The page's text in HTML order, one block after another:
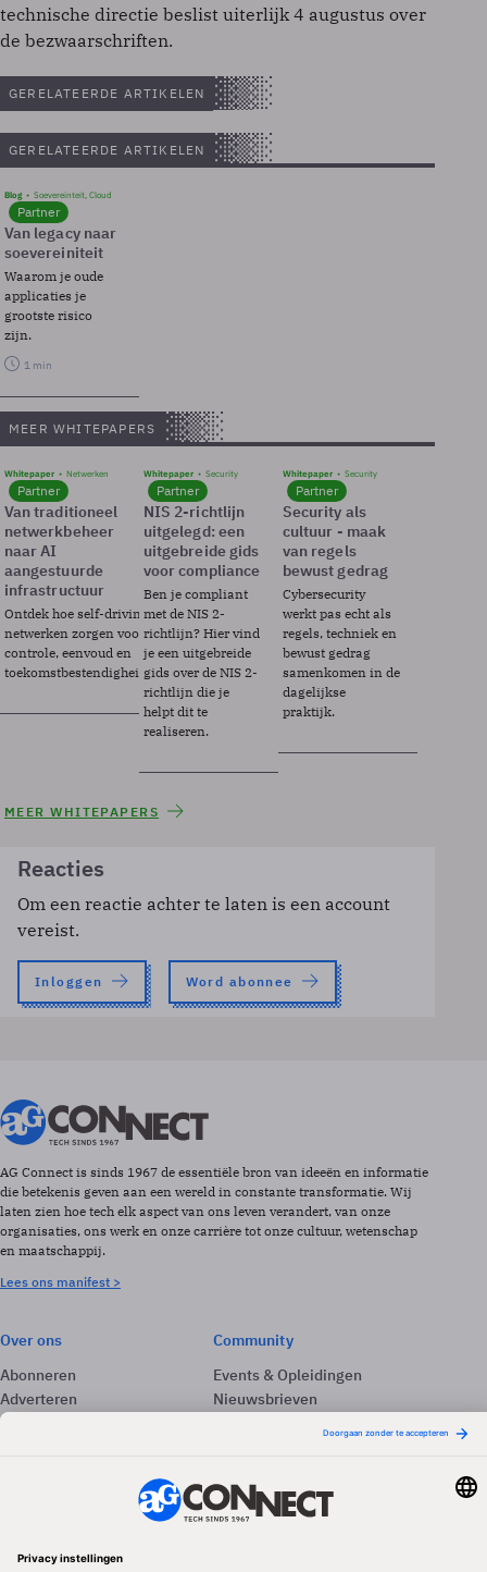
technische directie beslist uiterlijk 4 augustus over
de bezwaarschriften.
GERELATEERDE ARTIKELEN
GERELATEERDE ARTIKELEN
Blog Soevereinteit, Cloud
Partner
Van legacy naar
soevereiniteit
Waarom je oude
applicaties je
grootste risico
zijn.
1 min
MEER WHITEPAPERS
Whitepaper Netwerken
Partner
Van traditioneel
netwerkbeheer
naar AI
aangestuurde
infrastructuur
Ontdek hoe self-driving
netwerken zorgen voor
controle, eenvoud en
toekomstbestendigheid.
Whitepaper Security
Partner
NIS 2-richtlijn
uitgelegd: een
uitgebreide gids
voor compliance
Ben je compliant
met de NIS 2-
richtlijn? Hier vind
je een uitgebreide
gids over de NIS 2-
richtlijn die je
helpt dit te
realiseren.
Whitepaper Security
Partner
Security als
cultuur - maak
van regels
bewust gedrag
Cybersecurity
werkt pas echt als
regels, techniek en
bewust gedrag
samenkomen in de
dagelijkse
praktijk.
MEER WHITEPAPERS
Reacties
Om een reactie achter te laten is een account
vereist.
Inloggen Word abonnee
AG Connect is sinds 1967 de essentiële bron van ideeën en informatie
die betekenis geven aan een wereld in constante transformatie. Wij
laten zien hoe tech elk aspect van ons leven verandert, van onze
organisaties, ons werk en onze carrière tot onze cultuur, wetenschap
en maatschappij.
Lees ons manifest >
Over ons
Abonneren
Adverteren
Contact
Community
Events & Opleidingen
Nieuwsbrieven